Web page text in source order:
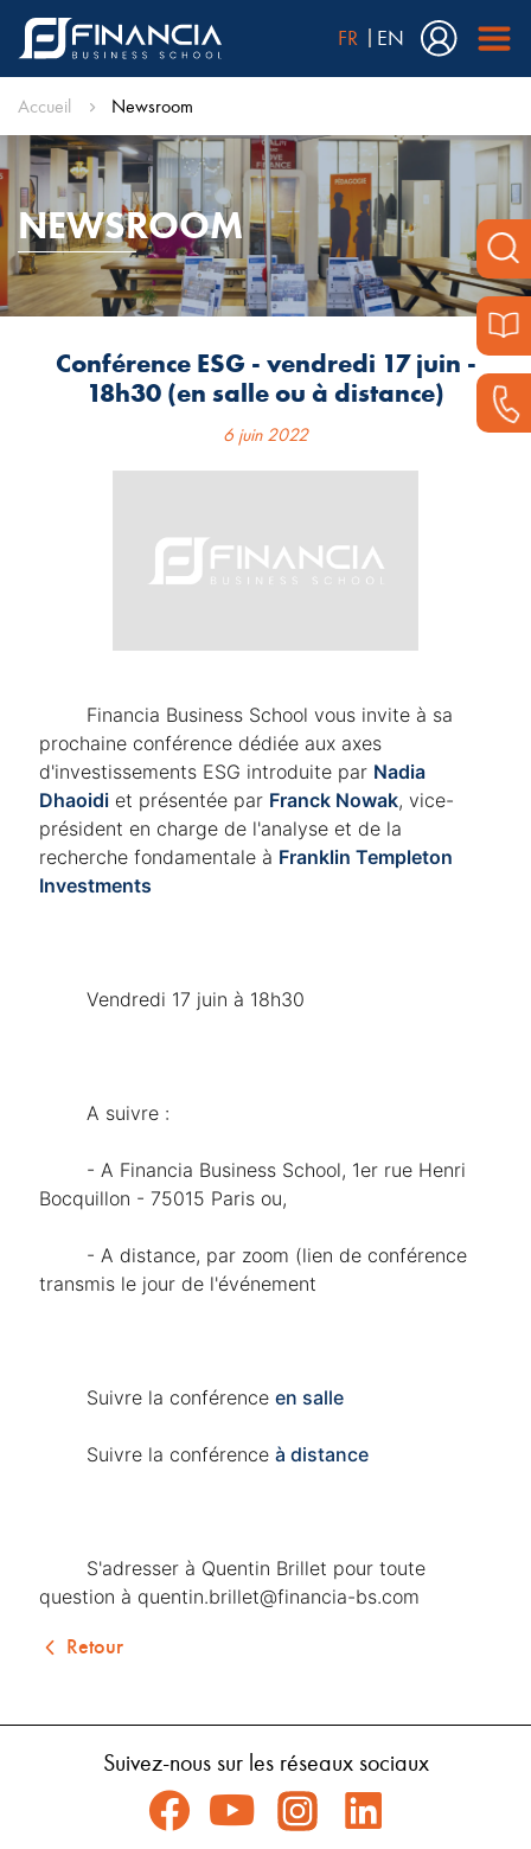
FR EN
Accueil Newsroom
NEWSROOM
Conférence ESG - vendredi 17 juin -
18h30 (en salle ou à distance)
6 juin 2022
prochaine conférence dédiée aux axes
d'investissements ESG introduite par Nadia
Dhaoidi et présentée par Franck Nowak, vice-
président en charge de l'analyse et de la
recherche fondamentale à Franklin Templeton
Investments
	Vendredi 17 juin à 18h30
	A suivre :
Bocquillon - 75015 Paris ou,
transmis le jour de l'événement
	Suivre la conférence
en salle
	Suivre la conférence
à distance
question à quentin.brillet@financia-bs.com
Retour
Suivez-nous sur les réseaux sociaux